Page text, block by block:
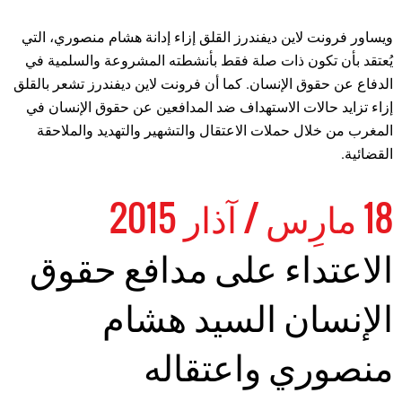
ويساور فرونت لاين ديفندرز القلق إزاء إدانة هشام منصوري، التي
يُعتقد بأن تكون ذات صلة فقط بأنشطته المشروعة والسلمية في
الدفاع عن حقوق الإنسان. كما أن فرونت لاين ديفندرز تشعر بالقلق
إزاء تزايد حالات الاستهداف ضد المدافعين عن حقوق الإنسان في
المغرب من خلال حملات الاعتقال والتشهير والتهديد والملاحقة
القضائية.
18 مارِس / آذار 2015
الاعتداء على مدافع حقوق
الإنسان السيد هشام
منصوري واعتقاله